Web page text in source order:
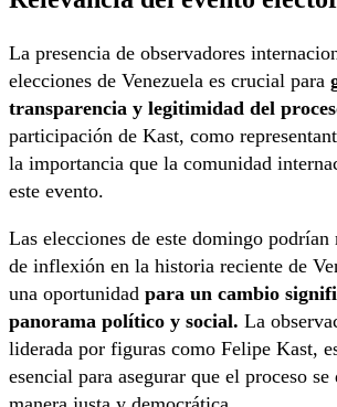
La presencia de observadores
elecciones de Venezuela es crucial para
transparencia y legitimidad del
participación de Kast, como
la importancia que la comunidad
este evento.
Las elecciones de este domingo
de inflexión en la historia reciente de
una oportunidad para un cambio
panorama político y social. La
liderada por figuras como Felipe Kast,
esencial para asegurar que el proceso